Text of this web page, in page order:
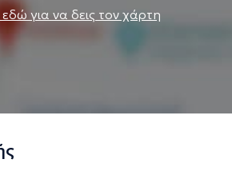
εδώ για να δεις τον χάρτη